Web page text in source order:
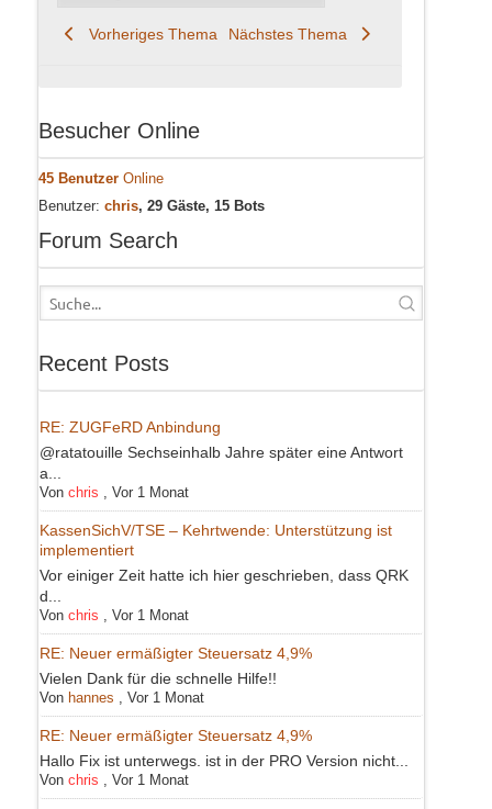
Vorheriges Thema Nächstes Thema
Besucher Online
45 Benutzer Online
Benutzer: chris, 29 Gäste, 15 Bots
Forum Search
Recent Posts
RE: ZUGFeRD Anbindung
@ratatouille Sechseinhalb Jahre später eine Antwort
a...
Von chris Vor 1 Monat
KassenSichV/TSE – Kehrtwende: Unterstützung ist
implementiert
Vor einiger Zeit hatte ich hier geschrieben, dass QRK
d...
Von chris Vor 1 Monat
RE: Neuer ermäßigter Steuersatz 4,9%
Vielen Dank für die schnelle Hilfe!!
Von hannes Vor 1 Monat
RE: Neuer ermäßigter Steuersatz 4,9%
Hallo Fix ist unterwegs. ist in der PRO Version nicht...
Von chris Vor 1 Monat